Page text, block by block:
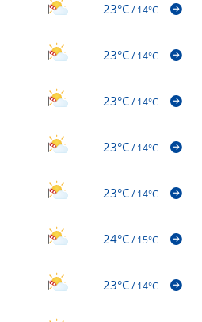
23°C/14°C
23°C/14°C
23°C/14°C
23°C/14°C
23°C/14°C
24°C/15°C
23°C/14°C